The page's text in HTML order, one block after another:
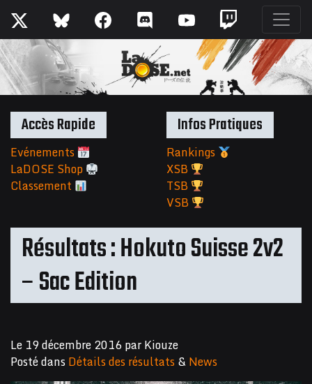
Résultats : Hokuto Suisse 2v2
– Sac Edition
Le 19 décembre 2016parKiouze
Posté dansDétails des résultats& News
Accès Rapide
Evénements
LaDOSE Shop
Classement
Infos Pratiques
Rankings
XSB
TSB
VSB